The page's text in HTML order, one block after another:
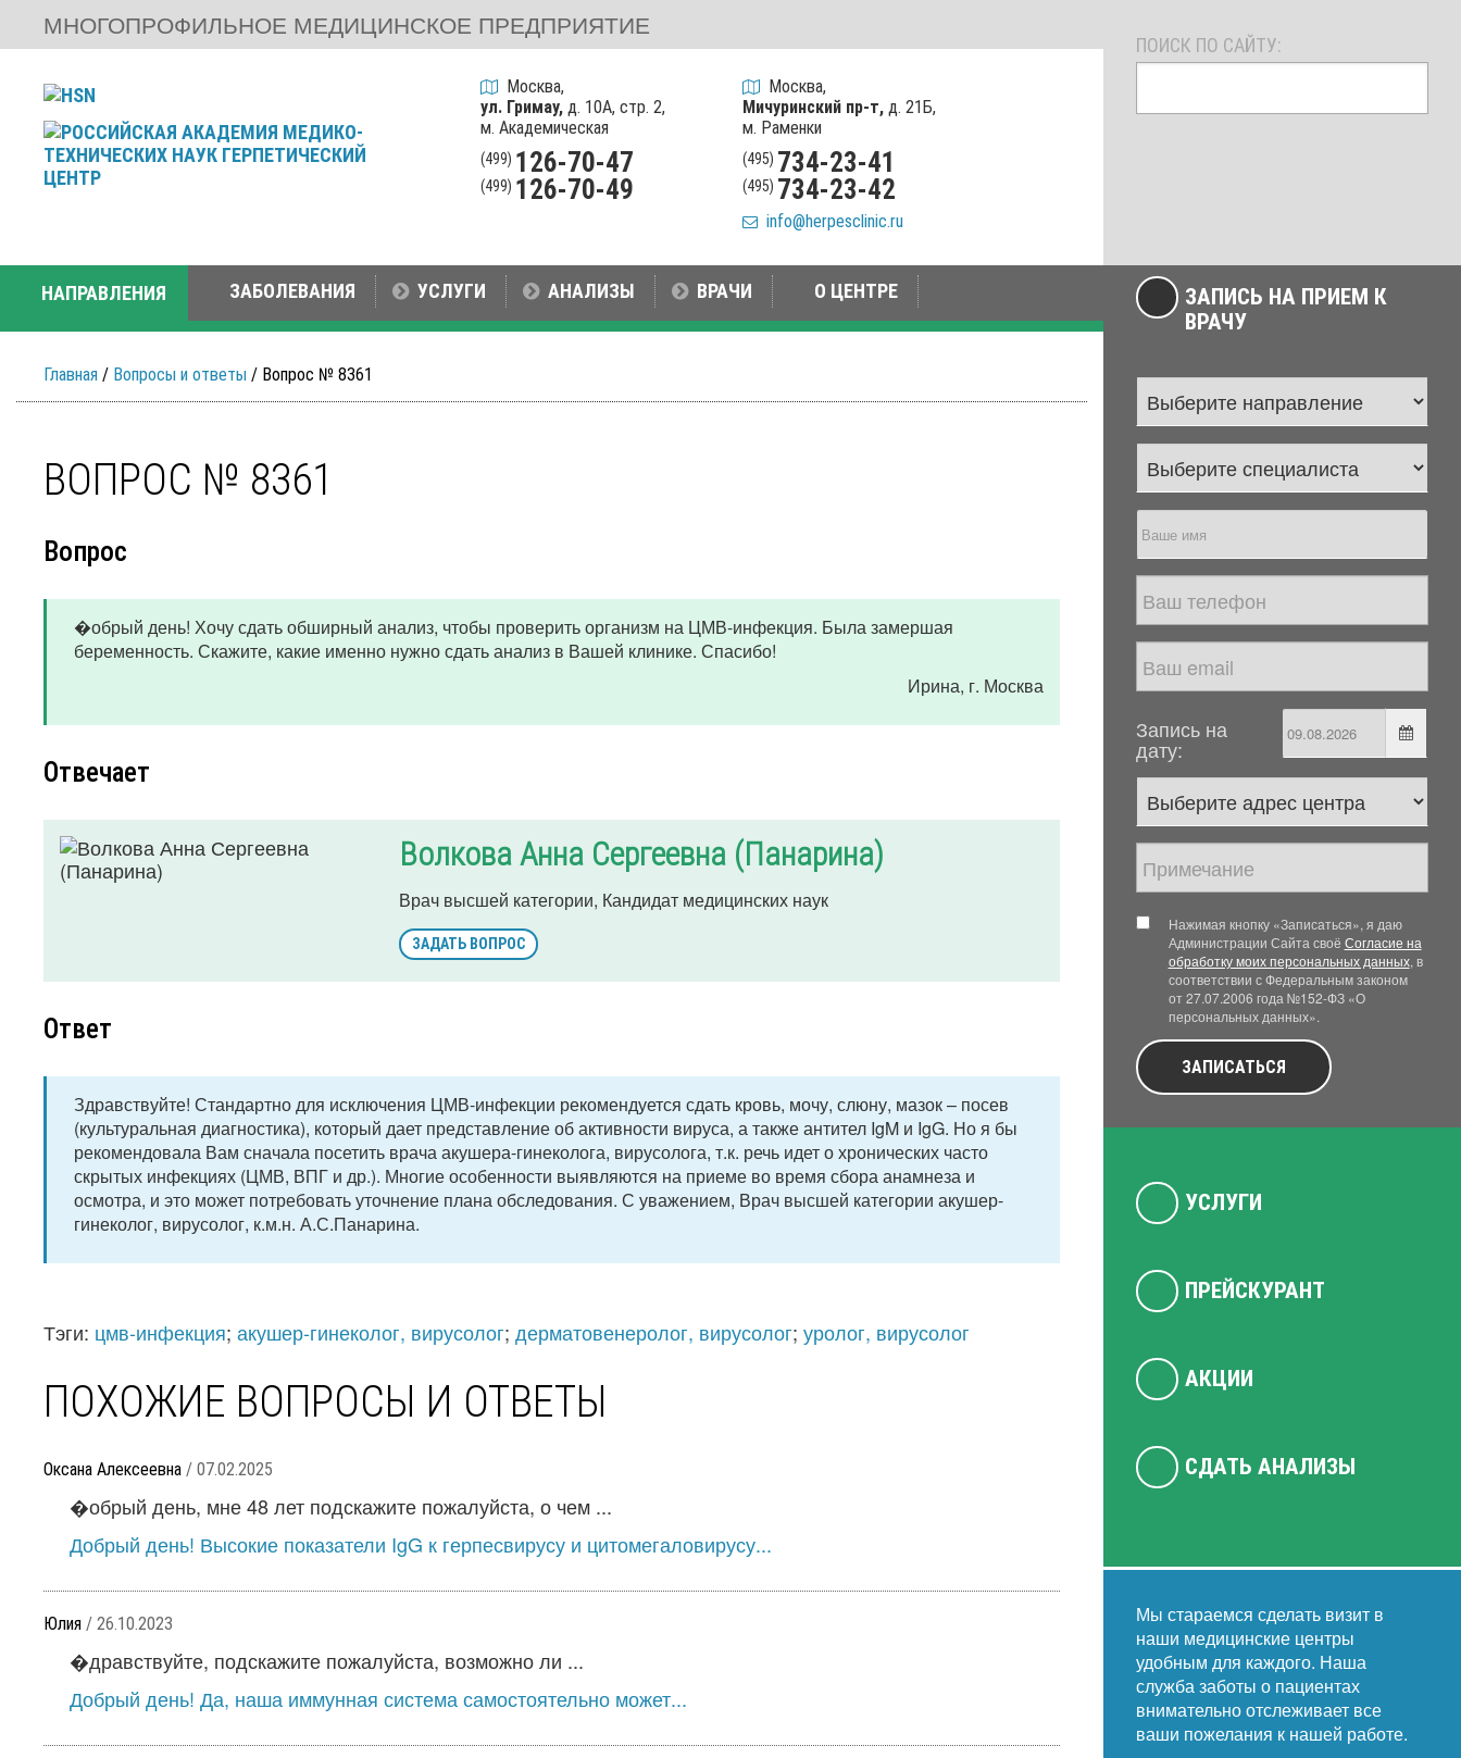
МНОГОПРОФИЛЬНОЕ МЕДИЦИНСКОЕ ПРЕДПРИЯТИЕ
Москва,
ул. Гримау,д. 10А, стр. 2,
м. Академическая
(499) 126-70-47
(499) 126-70-49
Москва,
Мичуринский пр-т, д. 21Б,
м. Раменки
(495) 734-23-41
(495) 734-23-42
info@herpesclinic.ru
ПОИСК ПО САЙТУ:
НАПРАВЛЕНИЯ ЗАБОЛЕВАНИЯ УСЛУГИ АНАЛИЗЫ ВРАЧИ О ЦЕНТРЕ
Главная / Вопросы и ответы / Вопрос № 8361
ВОПРОС № 8361
Вопрос
�обрый день! Хочу сдать обширный анализ, чтобы проверить организм на ЦМВ-инфекция. Была замершая
беременность. Скажите, какие именно нужно сдать анализ в Вашей клинике. Спасибо!
Ирина, г. Москва
Отвечает
Волкова Анна Сергеевна (Панарина)
Врач высшей категории, Кандидат медицинских наук
ЗАДАТЬ ВОПРОС
Ответ
Здравствуйте! Стандартно для исключения ЦМВ-инфекции рекомендуется сдать кровь, мочу, слюну, мазок – посев
(культуральная диагностика), который дает представление об активности вируса, а также антител IgM и IgG. Но я бы
рекомендовала Вам сначала посетить врача акушера-гинеколога, вирусолога, т.к. речь идет о хронических часто
скрытых инфекциях (ЦМВ, ВПГ и др.). Многие особенности выявляются на приеме во время сбора анамнеза и
осмотра, и это может потребовать уточнение плана обследования. С уважением, Врач высшей категории акушер-
гинеколог, вирусолог, к.м.н. А.С.Панарина.
Тэги: цмв-инфекция; акушер-гинеколог, вирусолог; дерматовенеролог, вирусолог; уролог, вирусолог
ПОХОЖИЕ ВОПРОСЫ И ОТВЕТЫ
Оксана Алексеевна / 07.02.2025
�обрый день, мне 48 лет подскажите пожалуйста, о чем ...
Добрый день! Высокие показатели IgG к герпесвирусу и цитомегаловирусу...
Юлия / 26.10.2023
�дравствуйте, подскажите пожалуйста, возможно ли ...
Добрый день! Да, наша иммунная система самостоятельно может...
ЗАПИСЬ НА ПРИЕМ К
ВРАЧУ
Запись на
дату:
Нажимая кнопку «Записаться», я даю
Администрации Сайта своё Согласие на
обработку моих персональных данных, в
соответствии с Федеральным законом
от 27.07.2006 года №152-ФЗ «О
персональных данных».
ЗАПИСАТЬСЯ
УСЛУГИ
ПРЕЙСКУРАНТ
АКЦИИ
СДАТЬ АНАЛИЗЫ
Мы стараемся сделать визит в
наши медицинские центры
удобным для каждого. Наша
служба заботы о пациентах
внимательно отслеживает все
ваши пожелания к нашей работе.